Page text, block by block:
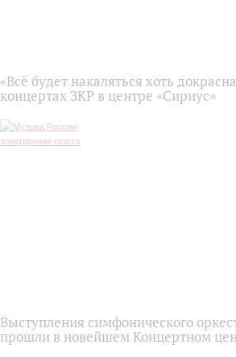
«Всё будет накаляться хоть
концертах ЗКР в центре «Сириус»
Выступления симфонического
прошли в новейшем Концертном